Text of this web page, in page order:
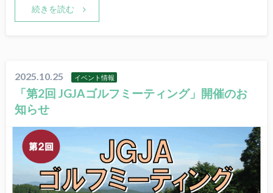
続きを読む
2025.10.25 イベント情報
「第2回 JGJAゴルフミーティング」開催のお
知らせ